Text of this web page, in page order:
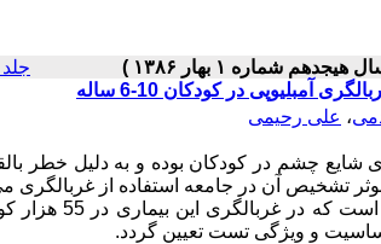
جلد ۱۸ شماره ۱ صفحات ۳۷۸-۳۷۳
در کودکان 10-6 ساله
، علی رحیمی
شایع چشم در کودکان بوده و به دلیل خطر
تشخیص آن در جامعه استفاده از غربالگری
و ویژگی تست تعیین گردد.